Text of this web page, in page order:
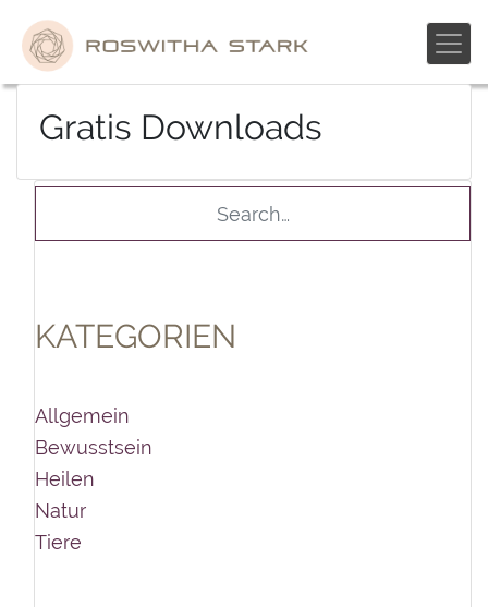
content
Gratis Downloads
KATEGORIEN
Allgemein
Bewusstsein
Heilen
Natur
Tiere